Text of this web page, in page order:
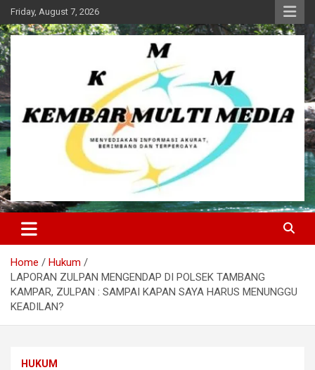
Skip
to
content
Friday, August 7, 2026
Kembar Multi Media
Home
Hukum
LAPORAN ZULPAN MENGENDAP DI POLSEK TAMBANG
KAMPAR, ZULPAN : SAMPAI KAPAN SAYA HARUS MENUNGGU
KEADILAN?
HUKUM